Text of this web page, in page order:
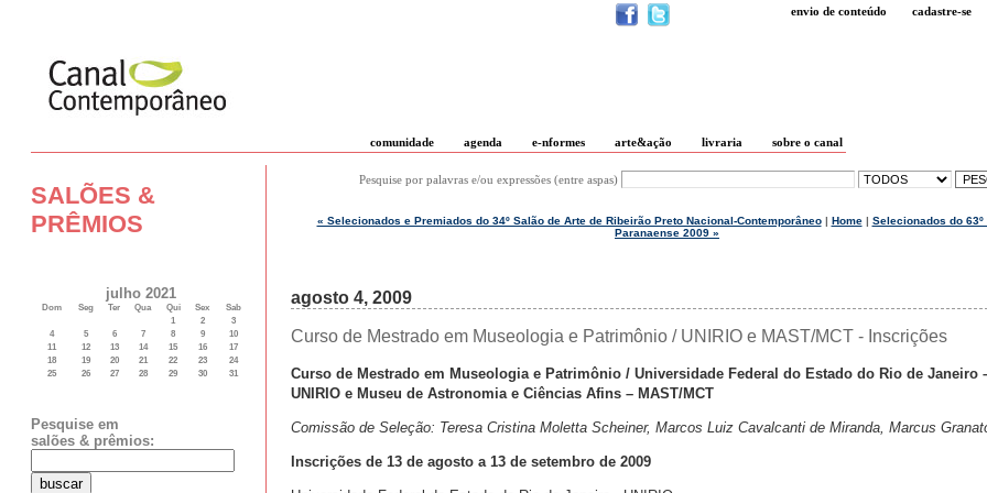
envio de conteúdo cadastre-se
comunidade agenda e-nformes arte&ação livraria sobre o canal
SALÕES &
PRÊMIOS
julho 2021
Dom Seg Ter Qua Qui Sex
Sab
1
2
3
4
5 6 7 8 9
10
11
12 13 14 15 16
17
18
19 20 21 22 23
24
25
26 27 28 29 30 31
Pesquise em
salões & prêmios:
Pesquise por palavras e/ou expressões (entre aspas)
« Selecionados e Premiados do 34º Salão de Arte de Ribeirão Preto Nacional-Contemporâneo| Home| Selecionados do 63º
Paranaense 2009 »
agosto 4, 2009
Curso de Mestrado em Museologia e Patrimônio / UNIRIO e MAST/MCT - Inscrições
Curso de Mestrado em Museologia e Patrimônio / Universidade Federal do Estado do Rio de Janeiro
UNIRIO e Museu de Astronomia e Ciências Afins – MAST/MCT
Comissão de Seleção: Teresa Cristina Moletta Scheiner, Marcos Luiz Cavalcanti de Miranda, Marcus
Inscrições de 13 de agosto a 13 de setembro de 2009